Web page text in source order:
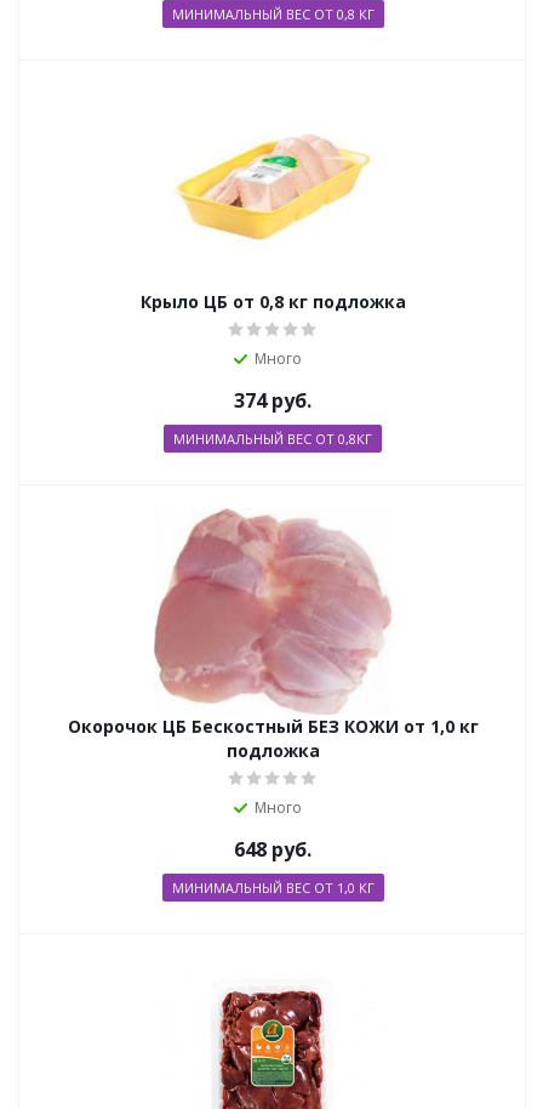
МИНИМАЛЬНЫЙ ВЕС ОТ 0,8 КГ
Крыло ЦБ от 0,8 кг подложка
Много
374руб.
МИНИМАЛЬНЫЙ ВЕС ОТ 0,8КГ
Окорочок ЦБ Бескостный БЕЗ КОЖИ от 1,0 кг
подложка
Много
648 руб.
МИНИМАЛЬНЫЙ ВЕС ОТ 1,0 КГ